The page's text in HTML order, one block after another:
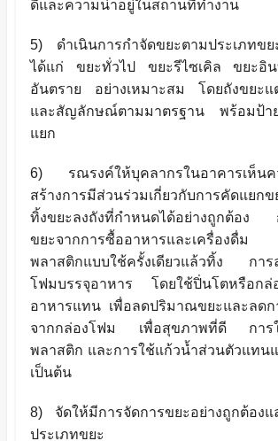
ดีและความน่าอยู่ในสถานที่ทำงาน
5) ดำเนินการกำจัดขยะตามประเภท
ได้แก่ ขยะทั่วไป ขยะรีไซเคิล ขยะอิ
อันตราย อย่างเหมาะสม โดยถังขยะแ
และสัญลักษณ์ตามมาตรฐาน พร้อมป้า
แยก
6) รณรงค์ให้บุคลากรในอาคารเห็นค
สร้างการมีส่วนร่วมเกี่ยวกับการคัดแยก
ทิ้งขยะลงถังที่กำหนดได้อย่างถูกต้อง
ขยะจากการซื้ออาหารและเครื่องดื่ม
พลาสติกแบบใช้ครั้งเดียวแล้วทิ้ง การ
โฟมบรรจุอาหาร โดยใช้ปิ่นโตหรือกล่
อาหารแทน เพื่อลดปริมาณขยะและลดก
จากกล่องโฟม เพื่อสุขภาพที่ดี การใ
พลาสติก และการใช้แก้วน้ำส่วนตัวแทน
เป็นต้น
8) จัดให้มีการจัดการขยะอย่างถูกต้องแ
ประเภทขยะ